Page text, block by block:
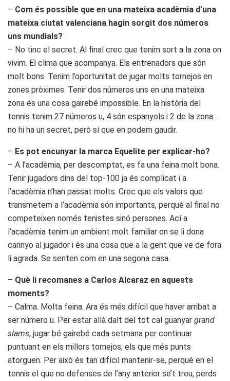
– Com és possible que en una mateixa acadèmia d’una
mateixa ciutat valenciana hagin sorgit dos números
uns mundials?
– No tinc el secret. Al final crec que tenim sort a la zona on
vivim. El clima que acompanya. Els entrenadors que són
molt bons. Tenim l’oportunitat de jugar molts tornejos en
zones pròximes. Tenir dos números uns en una mateixa
zona és una cosa gairebé impossible. En la història del
tennis tenim 27 números u, 4 són espanyols i 2 de la zona…
no hi ha un secret, però sí que en podem gaudir.
– Es pot encunyar la marca Equelite per explicar-ho?
– A l’acadèmia, per descomptat, es fa una feina molt bona.
Tenir jugadors dins del top-100 ja és complicat i a
l’acadèmia n’han passat molts. Crec que els valors que
transmetem a l’acadèmia són importants, perquè al final no
competeixen només tenistes sinó persones. Ací a
l’acadèmia tenim un ambient molt familiar on se li dona
carinyo al jugador i és una cosa que a la gent que ve de fora
li agrada. Se senten com en una segona casa.
– Què li recomanes a Carlos Alcaraz en aquests
moments?
– Calma. Molta feina. Ara és més difícil que haver arribat a
ser número u. Per estar allà dalt del tot cal guanyar grand
slams, jugar bé gairebé cada setmana per continuar
puntuant en els millors tornejos, els que més punts
atorguen. Per això és tan difícil mantenir-se, perquè en el
tennis el que no defenses de l’any anterior se’t treu, perds